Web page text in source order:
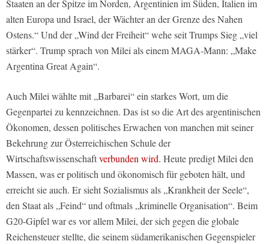
Staaten an der Spitze im Norden, Argentinien im Süden, Italien im
alten Europa und Israel, der Wächter an der Grenze des Nahen
Ostens.“ Und der „Wind der Freiheit“ wehe seit Trumps Sieg „viel
stärker“. Trump sprach von Milei als einem MAGA-Mann: „Make
Argentina Great Again“.
Auch Milei wählte mit „Barbarei“ ein starkes Wort, um die
Gegenpartei zu kennzeichnen. Das ist so die Art des argentinischen
Ökonomen, dessen politisches Erwachen von manchen mit seiner
Bekehrung zur Österreichischen Schule der
Wirtschaftswissenschaftverbunden wird. Heute predigt Milei den
Massen, was er politisch und ökonomisch für geboten hält, und
erreicht sie auch. Er sieht Sozialismus als „Krankheit der Seele“,
den Staat als „Feind“ und oftmals „kriminelle Organisation“. Beim
G20-Gipfel war es vor allem Milei, der sich gegen die globale
Reichensteuer stellte, die seinem südamerikanischen Gegenspieler